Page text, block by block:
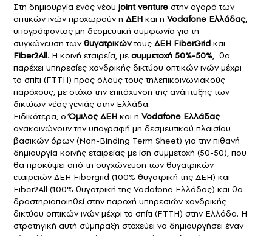
Στη δημιουργία ενός νέου joint venture στην αγορά των
οπτικών ινών προχωρούν η ΔΕΗ και η Vodafone Ελλάδας,
υπογράφοντας μη δεσμευτική συμφωνία για τη
συγχώνευση τωνθυγατρικώντους ΔΕΗ FiberGrid και
Fiber2All. Η κοινή εταιρεία, με συμμετοχή 50%-50%, θα
παρέχει υπηρεσίες χονδρικής δικτύου οπτικών ινών μέχρι
το σπίτι (FTTH) προς όλους τους τηλεπικοινωνιακούς
παρόχους, με στόχο την επιτάχυνση της ανάπτυξης των
δικτύων νέας γενιάς στην Ελλάδα.
Ειδικότερα, oΌμιλος ΔΕΗ και η Vodafone Ελλάδας
ανακοινώνουν την υπογραφή μη δεσμευτικού πλαισίου
βασικών όρων (Non-Binding Term Sheet) για την πιθανή
δημιουργία κοινής εταιρείας με ίση συμμετοχή (50-50), που
θα προκύψει από τη συγχώνευση των θυγατρικών
εταιρειών ΔΕΗ Fibergrid (100% θυγατρική της ΔΕΗ) και
Fiber2All (100% θυγατρική της Vodafone Ελλάδας) και θα
δραστηριοποιηθεί στην παροχή υπηρεσιών χονδρικής
δικτύου οπτικών ινών μέχρι το σπίτι (FTTH) στην Ελλάδα. Η
στρατηγική αυτή σύμπραξη στοχεύει να δημιουργήσει έναν